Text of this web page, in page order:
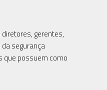
gerentes,
segurança
que possuem como